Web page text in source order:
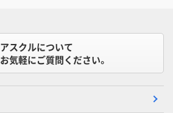
アスクルについて
お気軽にご質問ください。